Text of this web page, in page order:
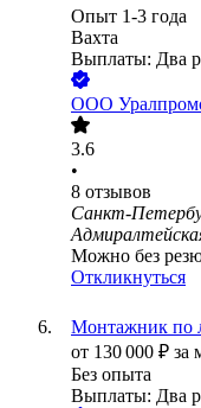
Опыт 1-3 года
Вахта
Выплаты: Два
ООО
3.6
•
8 отзывов
Санкт-
Можно без
Откликнуться
Монтажник по
от 130 000 ₽ за
Без опыта
Выплаты: Два